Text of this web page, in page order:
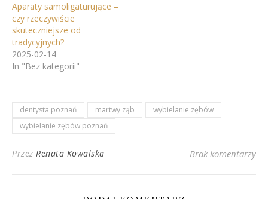
Aparaty samoligaturujące –
czy rzeczywiście
skuteczniejsze od
tradycyjnych?
2025-02-14
In "Bez kategorii"
dentysta poznań martwy ząb
wybielanie zębów
wybielanie zębów poznań
Przez Renata Kowalska Brak komentarzy